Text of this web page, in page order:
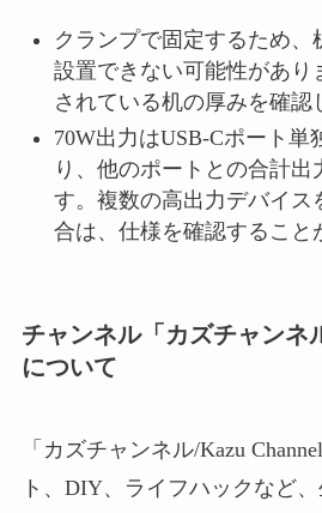
クランプで固定するため、
設置できない可能性があり
されている机の厚みを確認
70W出力はUSB-Cポート単
り、他のポートとの合計出
す。複数の高出力デバイス
合は、仕様を確認すること
チャンネル「カズチャンネ
について
「カズチャンネル/Kazu
ト、DIY、ライフハックなど